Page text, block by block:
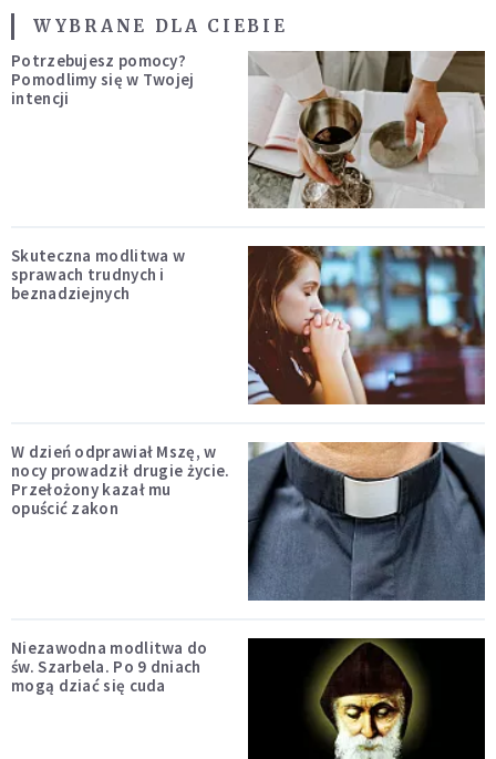
WYBRANE DLA CIEBIE
Potrzebujesz pomocy?
Pomodlimy się w Twojej
intencji
Skuteczna modlitwa w
sprawach trudnych i
beznadziejnych
W dzień odprawiał Mszę, w
nocy prowadził drugie życie.
Przełożony kazał mu
opuścić zakon
Niezawodna modlitwa do
św. Szarbela. Po 9 dniach
mogą dziać się cuda